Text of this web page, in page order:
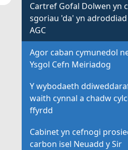
Cartref Gofal Dolwen yn
sgoriau 'da' yn
AGC
Agor caban cymunedol
Ysgol Cefn Meiriadog
Y wybodaeth
waith cynnal a chadw
ffyrdd
Cabinet yn cefnogi
carbon isel Neuadd y Sir